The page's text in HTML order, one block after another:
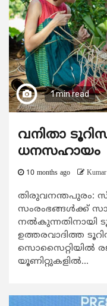
1 min read
വനിതാ
ധനസഹായം
10 months ago Kumar
തിരുവനന്തപുരം:
സംരംഭങ്ങള്‍ക്ക്
നല്‍കുന്നതിനായി
ഉത്തരവാദിത്ത
സൊസൈറ്റിയില്‍
യൂണിറ്റുകളില്‍...